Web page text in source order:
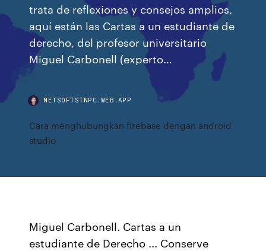
trata de reflexiones y consejos amplios,
aquí están las Cartas a un estudiante de
derecho, del profesor universitario
Miguel Carbonell (experto…
NETSOFTSTNPC.WEB.APP
Cara menghubungkan firebase dengan android
studio
Miguel Carbonell. Cartas a un
estudiante de Derecho ... Conserve